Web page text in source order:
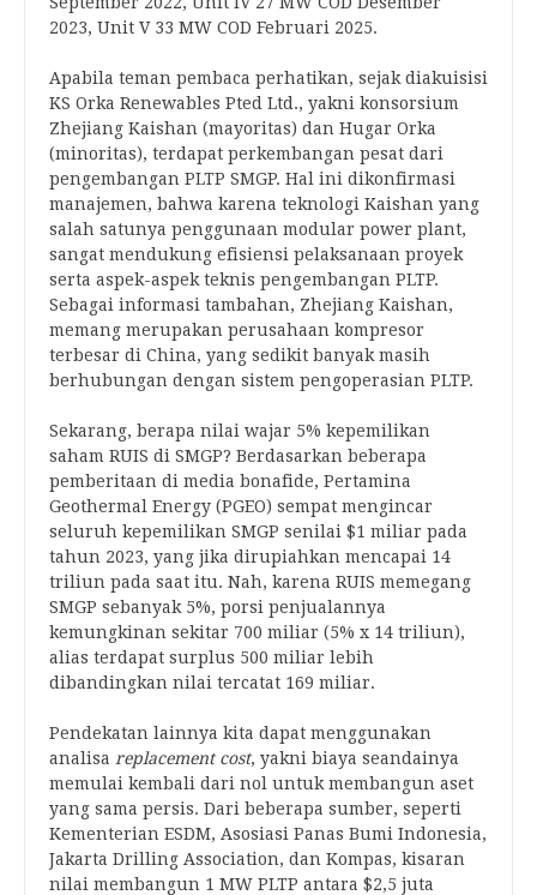
2023, Unit V 33 MW COD Februari 2025.
Apabila teman pembaca perhatikan, sejak diakuisisi
KS Orka Renewables Pted Ltd., yakni konsorsium
Zhejiang Kaishan (mayoritas) dan Hugar Orka
(minoritas), terdapat perkembangan pesat dari
pengembangan PLTP SMGP. Hal ini dikonfirmasi
manajemen, bahwa karena teknologi Kaishan yang
salah satunya penggunaan modular power plant,
sangat mendukung efisiensi pelaksanaan proyek
serta aspek-aspek teknis pengembangan PLTP.
Sebagai informasi tambahan, Zhejiang Kaishan,
memang merupakan perusahaan kompresor
terbesar di China, yang sedikit banyak masih
berhubungan dengan sistem pengoperasian PLTP.
Sekarang, berapa nilai wajar 5% kepemilikan
saham RUIS di SMGP? Berdasarkan beberapa
pemberitaan di media bonafide, Pertamina
Geothermal Energy (PGEO) sempat mengincar
seluruh kepemilikan SMGP senilai $1 miliar pada
tahun 2023, yang jika dirupiahkan mencapai 14
triliun pada saat itu. Nah, karena RUIS memegang
SMGP sebanyak 5%, porsi penjualannya
kemungkinan sekitar 700 miliar (5% x 14 triliun),
alias terdapat surplus 500 miliar lebih
dibandingkan nilai tercatat 169 miliar.
Pendekatan lainnya kita dapat menggunakan
analisa replacement cost, yakni biaya seandainya
memulai kembali dari nol untuk membangun aset
yang sama persis. Dari beberapa sumber, seperti
Kementerian ESDM, Asosiasi Panas Bumi Indonesia,
Jakarta Drilling Association, dan Kompas, kisaran
nilai membangun 1 MW PLTP antara $2,5 juta